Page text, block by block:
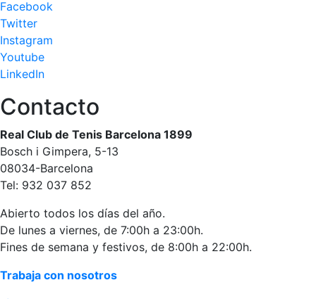
Facebook
Twitter
Instagram
Youtube
LinkedIn
Contacto
Real Club de Tenis Barcelona 1899
Bosch i Gimpera, 5-13
08034-Barcelona
Tel: 932 037 852
Abierto todos los días del año.
De lunes a viernes, de 7:00h a 23:00h.
Fines de semana y festivos, de 8:00h a 22:00h.
Trabaja con nosotros